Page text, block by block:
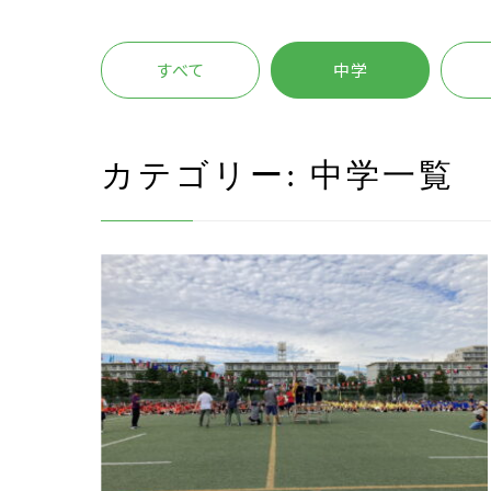
すべて 中学
カテゴリー: 中学一覧